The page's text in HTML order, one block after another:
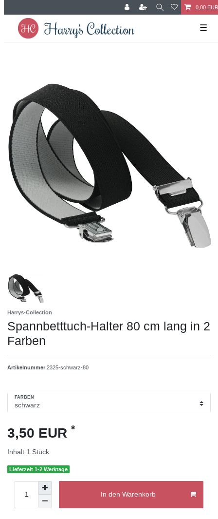
0,00 EUR
☰
Harrys-Collection
Spannbetttuch-Halter 80 cm lang in 2
Farben
Artikelnummer 2325-schwarz-80
FARBEN
3,50 EUR *
Inhalt 1 Stück
Lieferzeit 1-2 Werktage
In den Warenkorb